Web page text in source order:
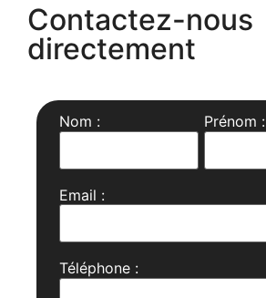
Contactez-nous
directement
Nom : Prénom :
Email :
Téléphone :